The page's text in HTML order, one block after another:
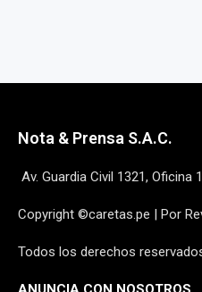
Nota & Prensa S.A.C.
Av. Guardia Civil 1321, Oficina
Copyright ©caretas.pe | Por
Todos los derechos